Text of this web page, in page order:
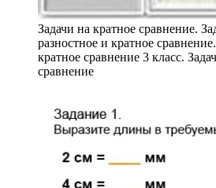
Задачи на кратное сравнение.
разностное и кратное
кратное сравнение 3 класс.
сравнение